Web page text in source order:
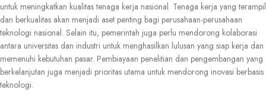
untuk meningkatkan kualitas tenaga kerja nasional. Tenaga kerja yang terampil
dan berkualitas akan menjadi aset penting bagi perusahaan-perusahaan
teknologi nasional. Selain itu, pemerintah juga perlu mendorong kolaborasi
antara universitas dan industri untuk menghasilkan lulusan yang siap kerja dan
memenuhi kebutuhan pasar. Pembiayaan penelitian dan pengembangan yang
berkelanjutan juga menjadi prioritas utama untuk mendorong inovasi berbasis
teknologi.